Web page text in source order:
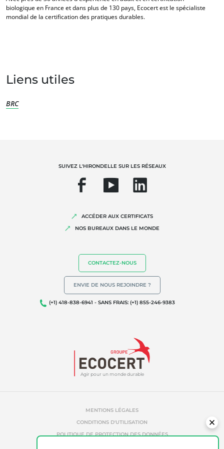
Qualité et securité alimentaire
Biodiversité et changement climatique
biologique en France et dans plus de 130 pays, Ecocert est le spécialiste
mondial de la certification des pratiques durables.
Liens utiles
BRC
Agir pour un monde durable
SUIVEZ L'HIRONDELLE SUR LES RÉSEAUX
ACCÉDER AUX CERTIFICATS
NOS BUREAUX DANS LE MONDE
CONTACTEZ-NOUS
ENVIE DE NOUS REJOINDRE ?
(+1) 418-838-6941 - SANS FRAIS: (+1) 855-246-9383
MENTIONS LÉGALES
CONDITIONS D'UTILISATION
POLITIQUE DE PROTECTION DES DONNÉES